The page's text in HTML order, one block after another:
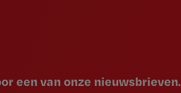
een van onze nieuwsbrieven.